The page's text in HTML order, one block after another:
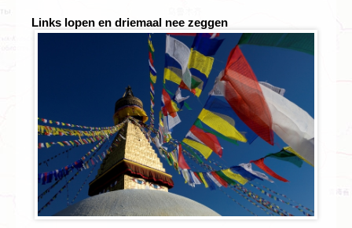
Links lopen en driemaal nee zeggen